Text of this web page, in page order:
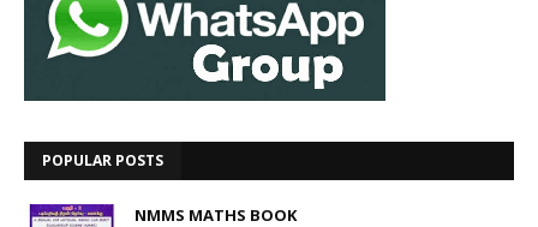
POPULAR POSTS
NMMS MATHS BOOK